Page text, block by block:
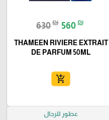
630₪ 560 ₪
THAMEEN RIVIERE EXTRAIT
DE PARFUM 50ML
add_shopping_cart
عطور للرجال